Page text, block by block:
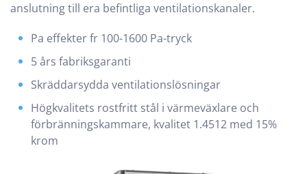
anslutning till era befintliga ventilationskanaler.
Pa effekter fr 100-1600 Pa-tryck
5 års fabriksgaranti
Skräddarsydda ventilationslösningar
Högkvalitets rostfritt stål i värmeväxlare och
förbränningskammare, kvalitet 1.4512 med 15%
krom